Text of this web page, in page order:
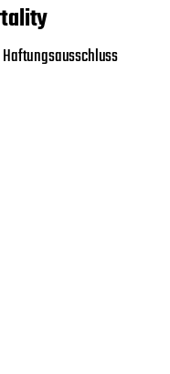
Haftungsausschluss